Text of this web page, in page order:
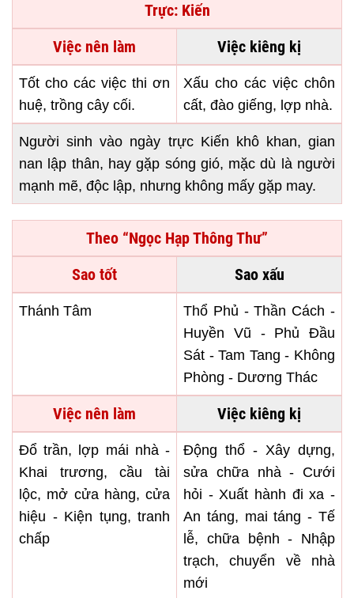
Trực: Kiến
Việc nên làm
Việc kiêng kị
Tốt cho các việc thi ơn
huệ, trồng cây cối.
Xấu cho các việc chôn
cất, đào giếng, lợp nhà.
Người sinh vào ngày trực Kiến khô khan, gian
nan lập thân, hay gặp sóng gió, mặc dù là người
mạnh mẽ, độc lập, nhưng không mấy gặp may.
Theo “Ngọc Hạp Thông Thư”
Sao tốt
Sao xấu
Thánh Tâm
Thổ Phủ - Thần Cách -
Huyền Vũ - Phủ Đầu
Sát - Tam Tang - Không
Phòng - Dương Thác
Việc nên làm Việc kiêng kị
Đổ trần, lợp mái nhà -
Khai trương, cầu tài
lộc, mở cửa hàng, cửa
hiệu - Kiện tụng, tranh
chấp
Động thổ - Xây dựng,
sửa chữa nhà - Cưới
hỏi - Xuất hành đi xa -
An táng, mai táng - Tế
lễ, chữa bệnh - Nhập
trạch, chuyển về nhà
mới